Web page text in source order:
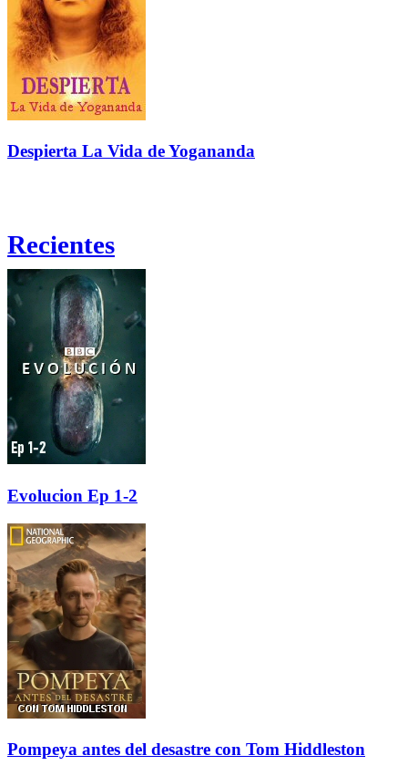
Despierta La Vida de Yogananda
Recientes
Evolucion Ep 1-2
Pompeya antes del desastre con Tom Hiddleston